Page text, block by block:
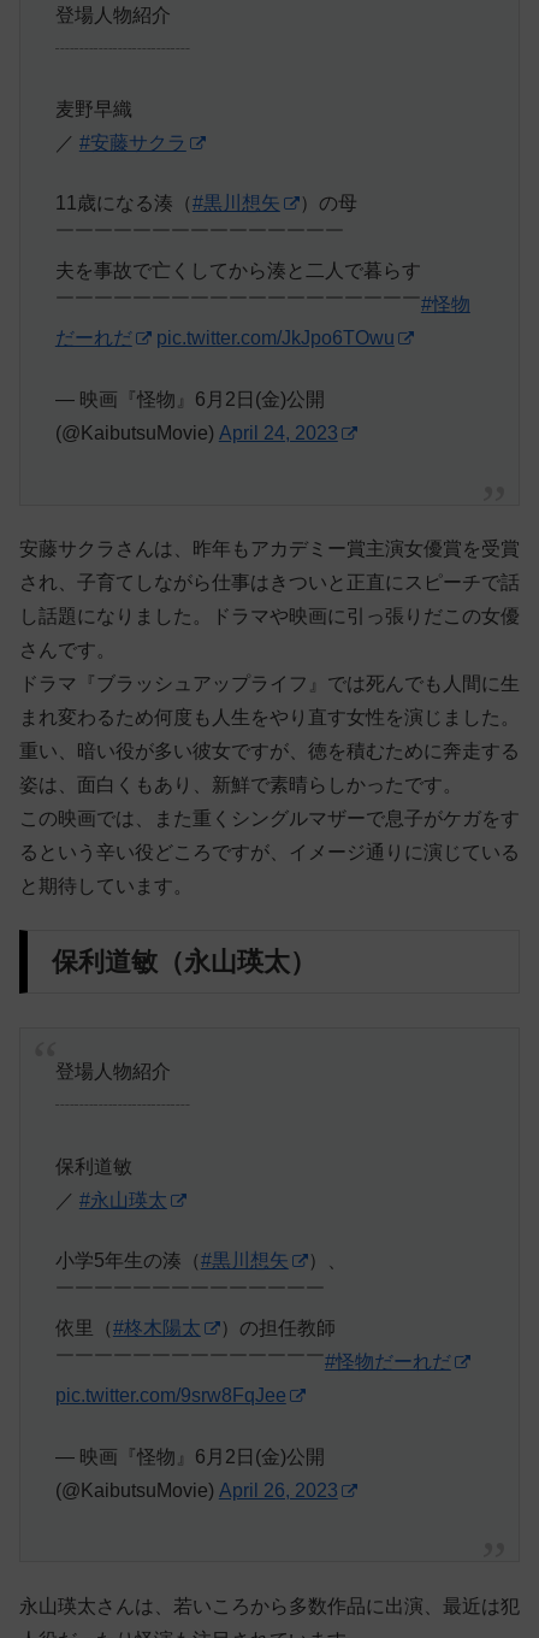
登場人物紹介
┈┈┈┈┈┈┈
麦野早織
／ #安藤サクラ
11歳になる湊（#黒川想矢
）の母
￣￣￣￣￣￣￣￣￣￣￣￣￣￣￣
夫を事故で亡くしてから湊と二人で暮らす
￣￣￣￣￣￣￣￣￣￣￣￣￣￣￣￣￣￣￣#怪物
だーれだ
pic.twitter.com/JkJpo6TOwu
— 映画『怪物』6月2日(金)公開
(@KaibutsuMovie) April 24, 2023
安藤サクラさんは、昨年もアカデミー賞主演女優賞を受賞
され、子育てしながら仕事はきついと正直にスピーチで話
し話題になりました。ドラマや映画に引っ張りだこの女優
さんです。
ドラマ『ブラッシュアップライフ』では死んでも人間に生
まれ変わるため何度も人生をやり直す女性を演じました。
重い、暗い役が多い彼女ですが、徳を積むために奔走する
姿は、面白くもあり、新鮮で素晴らしかったです。
この映画では、また重くシングルマザーで息子がケガをす
るという辛い役どころですが、イメージ通りに演じている
と期待しています。
保利道敏（永山瑛太）
登場人物紹介
┈┈┈┈┈┈┈
保利道敏
／ #永山瑛太
小学5年生の湊（#黒川想矢
）、
￣￣￣￣￣￣￣￣￣￣￣￣￣￣
依里（#柊木陽太
）の担任教師
￣￣￣￣￣￣￣￣￣￣￣￣￣￣#怪物だーれだ
pic.twitter.com/9srw8FqJee
— 映画『怪物』6月2日(金)公開
(@KaibutsuMovie) April 26, 2023
永山瑛太さんは、若いころから多数作品に出演、最近は犯